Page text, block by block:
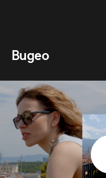
Видео